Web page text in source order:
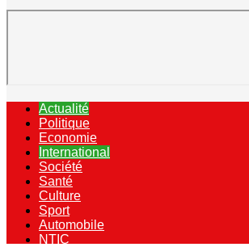
Actualité
Politique
Economie
International
Société
Santé
Culture
Sport
Automobile
NTIC